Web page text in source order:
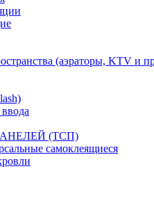
(аэраторы, KTV и
(ТСП)
самоклеящиеся